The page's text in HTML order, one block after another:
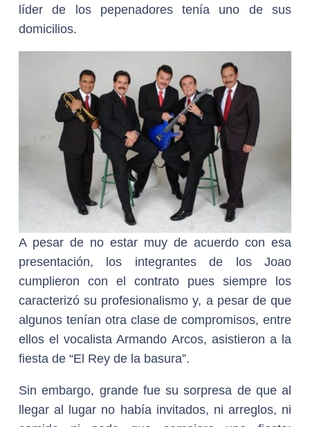
líder de los pepenadores tenía uno de sus
domicilios.
A pesar de no estar muy de acuerdo con esa
presentación, los integrantes de los Joao
cumplieron con el contrato pues siempre los
caracterizó su profesionalismo y, a pesar de que
algunos tenían otra clase de compromisos, entre
ellos el vocalista Armando Arcos, asistieron a la
fiesta de “El Rey de la basura”.
Sin embargo, grande fue su sorpresa de que al
llegar al lugar no había invitados, ni arreglos, ni